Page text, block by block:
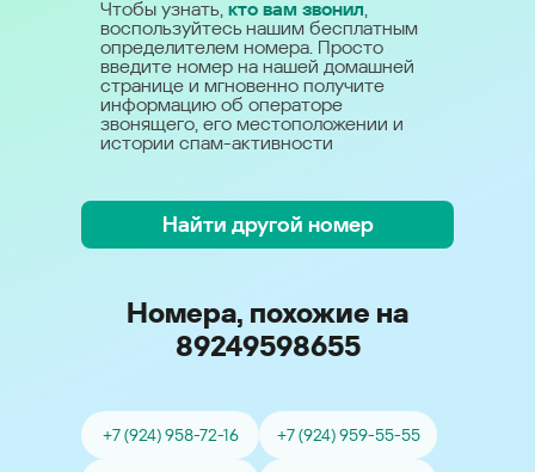
Чтобы узнать, кто вам звонил,
воспользуйтесь нашим бесплатным
определителем номера. Просто
введите номер на нашей домашней
странице и мгновенно получите
информацию об операторе
звонящего, его местоположении и
истории спам-активности
Найти другой номер
Номера, похожие на
89249598655
+7 (924) 958-72-16 +7 (924) 959-55-55